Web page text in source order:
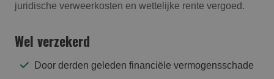
juridische verweerkosten en wettelijke rente vergoed.
Wel verzekerd
Door derden geleden financiële vermogensschade